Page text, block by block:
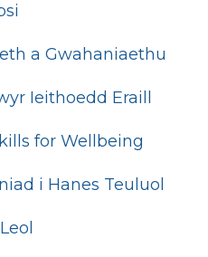
a Gwahaniaethu
Ieithoedd Eraill
for Wellbeing
i Hanes Teuluol